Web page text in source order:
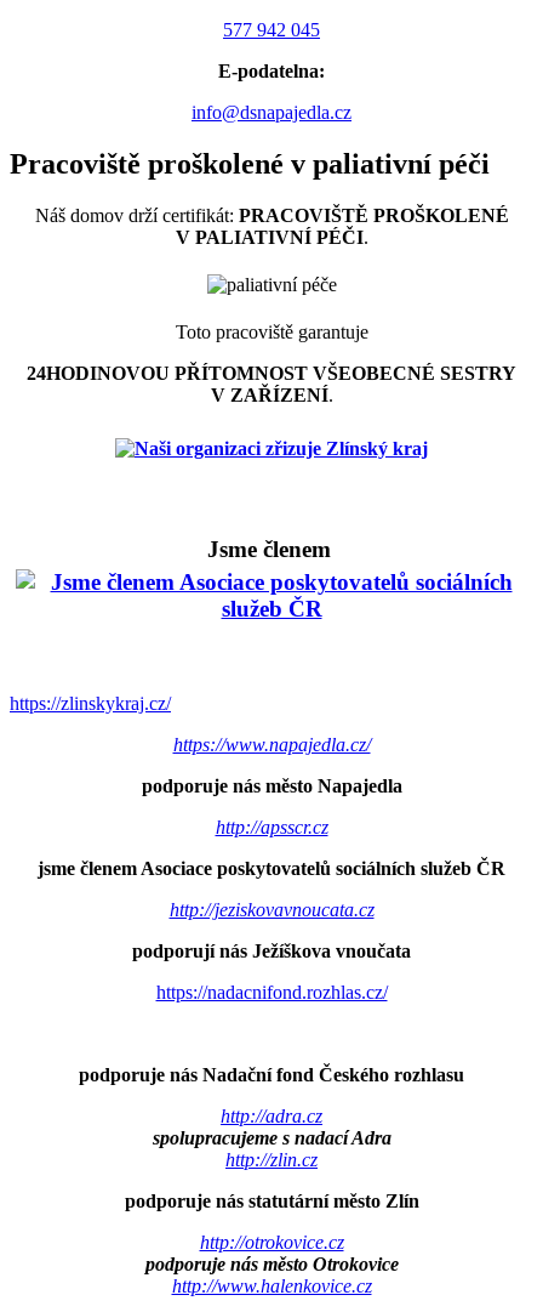
577 942 045
E-podatelna:
info@dsnapajedla.cz
Pracoviště proškolené v paliativní péči
Náš domov drží certifikát: PRACOVIŠTĚ PROŠKOLENÉ
V PALIATIVNÍ PÉČI.
Toto pracoviště garantuje
24HODINOVOU PŘÍTOMNOST VŠEOBECNÉ SESTRY
V ZAŘÍZENÍ.
Jsme členem
https://zlinskykraj.cz/
https://www.napajedla.cz/
podporuje nás město Napajedla
http://apsscr.cz
jsme členem Asociace poskytovatelů sociálních služeb ČR
http://jeziskovavnoucata.cz
podporují nás Ježíškova vnoučata
https://nadacnifond.rozhlas.cz/
podporuje nás Nadační fond Českého rozhlasu
http://adra.cz
spolupracujeme s nadací Adra
http://zlin.cz
podporuje nás statutární město Zlín
http://otrokovice.cz
podporuje nás město Otrokovice
http://www.halenkovice.cz